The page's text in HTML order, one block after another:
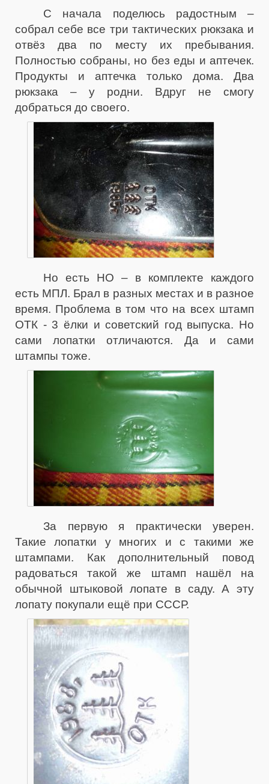
С начала поделюсь радостным –
собрал себе все три тактических рюкзака и
отвёз два по месту их пребывания.
Полностью собраны, но без еды и аптечек.
Продукты и аптечка только дома. Два
рюкзака – у родни. Вдруг не смогу
добраться до своего.
Но есть НО – в комплекте каждого
есть МПЛ. Брал в разных местах и в разное
время. Проблема в том что на всех штамп
ОТК - 3 ёлки и советский год выпуска. Но
сами лопатки отличаются. Да и сами
штампы тоже.
За первую я практически уверен.
Такие лопатки у многих и с такими же
штампами. Как дополнительный повод
радоваться такой же штамп нашёл на
обычной штыковой лопате в саду. А эту
лопату покупали ещё при СССР.